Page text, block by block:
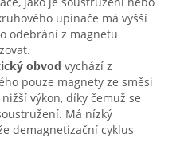
upínače má vyšší
odebrání z magnetu
obvod vychází z
pouze magnety ze směsi
výkon, díky čemuž se
Má nízký
demagnetizační cyklus